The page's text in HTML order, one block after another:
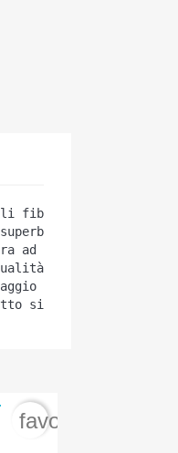
fibre di dyneema
resistenza al
ad alta tensione
costanti.
sia per la pesca a
favorite_border